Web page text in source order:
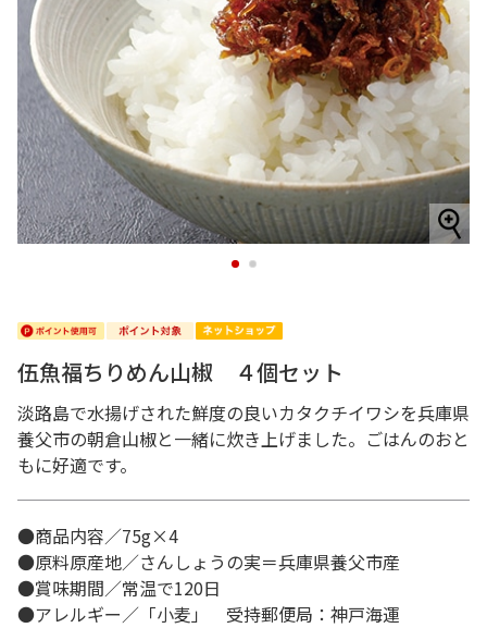
1 2
伍魚福ちりめん山椒 ４個セット
淡路島で水揚げされた鮮度の良いカタクチイワシを兵庫県
養父市の朝倉山椒と一緒に炊き上げました。ごはんのおと
もに好適です。
●商品内容／75g×4
●原料原産地／さんしょうの実＝兵庫県養父市産
●賞味期間／常温で120日
●アレルギー／「小麦」 受持郵便局：神戸海運